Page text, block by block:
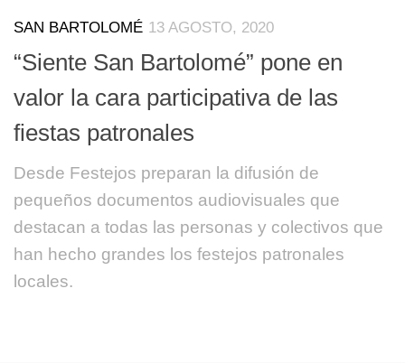
SAN BARTOLOMÉ 13 AGOSTO, 2020
“Siente San Bartolomé” pone en
valor la cara participativa de las
fiestas patronales
Desde Festejos preparan la difusión de
pequeños documentos audiovisuales que
destacan a todas las personas y colectivos que
han hecho grandes los festejos patronales
locales.